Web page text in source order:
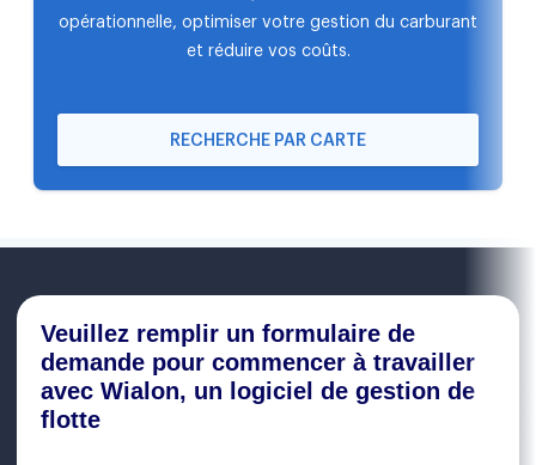
opérationnelle, optimiser votre gestion du carburant
et réduire vos coûts.
RECHERCHE PAR CARTE